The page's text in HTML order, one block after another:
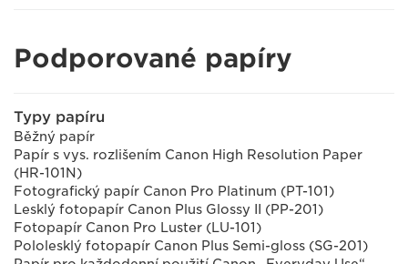
Podporované papíry
Typy papíru
Běžný papír
Papír s vys. rozlišením Canon High Resolution Paper
(HR-101N)
Fotografický papír Canon Pro Platinum (PT-101)
Lesklý fotopapír Canon Plus Glossy II (PP-201)
Fotopapír Canon Pro Luster (LU-101)
Pololesklý fotopapír Canon Plus Semi-gloss (SG-201)